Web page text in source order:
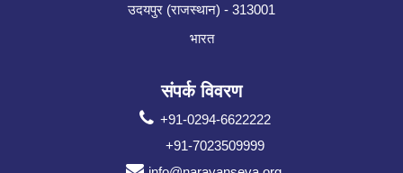
उदयपुर (राजस्थान) - 313001
भारत
संपर्क विवरण
+91-0294-6622222
+91-7023509999